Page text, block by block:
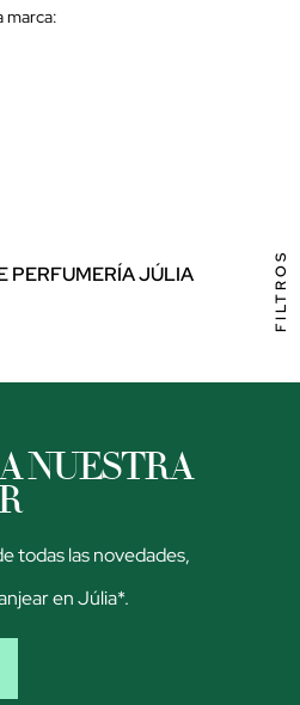
marca:
PERFUMERÍA JÚLIA
NUESTRA
todas las novedades,
en Júlia*.
FILTROS